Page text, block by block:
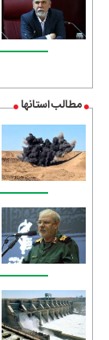
مطالب استانها